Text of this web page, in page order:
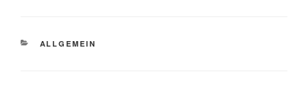
CATEGORIES
ALLGEMEIN